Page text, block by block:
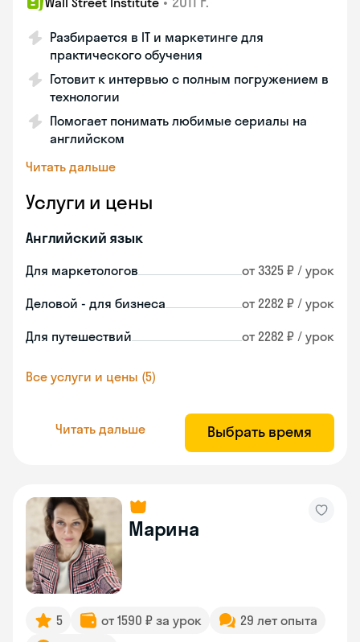
Разбирается в IT и маркетинге для
практического обучения
Готовит к интервью с полным погружением в
технологии
Помогает понимать любимые сериалы на
английском
Читать дальше
Услуги и цены
Английский язык
Для маркетологов от 3325 ₽ / урок
Деловой - для бизнеса от 2282 ₽ / урок
Для путешествий от 2282 ₽ / урок
Все услуги и цены (5)
Читать дальше Выбрать время
Марина
5 от 1590 ₽ за урок
29 лет опыта